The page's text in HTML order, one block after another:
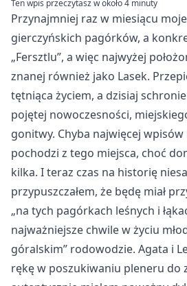
Ten wpis przeczytasz w około 4 minuty
Przynajmniej raz w miesiącu
gierczyńskich pagórków, a
„Fersztlu”, a więc najwyżej
znanej również jako Lasek.
tętniąca życiem, a dzisiaj
pojętej nowoczesności,
gonitwy. Chyba najwięcej
pochodzi z tego miejsca, choć
kilka. I teraz czas na historię
przypuszczałem, że będę miał
„na tych pagórkach leśnych i
najważniejsze chwile w życiu
góralskim” rodowodzie. Agata i
rękę w poszukiwaniu pleneru do